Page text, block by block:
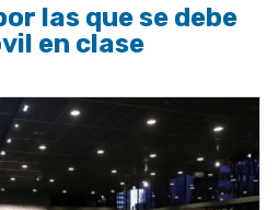
las que se debe
en clase